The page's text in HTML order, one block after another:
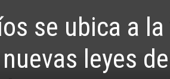
se ubica a
leyes